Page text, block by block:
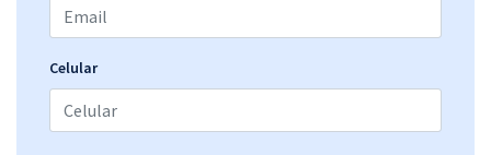
Economize R$ 143,98 (-20%)
Celular